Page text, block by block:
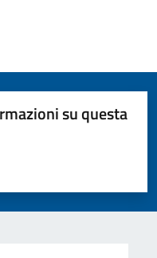
su questa